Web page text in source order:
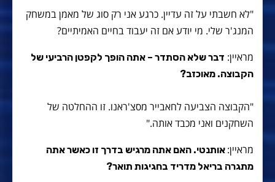
"לא חשבתי על זה עדיין. כרגע אני רק סוג של מאמן במשחק
המנג'ר שלי. מי יודע אם זה יעבוד בחיים האמיתיים?
מראיין: דבר שלא הסתדר – אתה הופך לקפטן הרביעי של
הקבוצה. מאוכזב?
"הקבוצה הצביעה לחאבייר מסצ'ראנו. זו ההחלטה של
השחקנים ואני מכבד אותה."
מראיין: אותנטי. האם אתה מרגיש בדרך זו כאשר אתה
מתגרה בריאל מדריד בחגיגות תואר?